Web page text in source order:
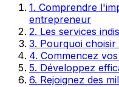
1. Comprendre
entrepreneur
2. Les services
3. Pourquoi
4. Commencez
5. Développez
6. Rejoignez des